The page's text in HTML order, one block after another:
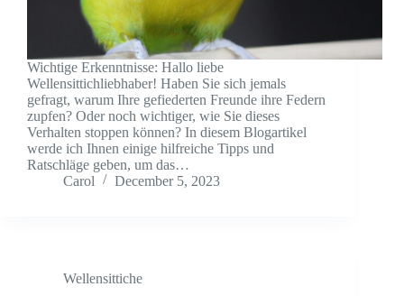
Wichtige Erkenntnisse: Hallo liebe
Wellensittichliebhaber! Haben Sie sich jemals
gefragt, warum Ihre gefiederten Freunde ihre Federn
zupfen? Oder noch wichtiger, wie Sie dieses
Verhalten stoppen können? In diesem Blogartikel
werde ich Ihnen einige hilfreiche Tipps und
Ratschläge geben, um das…
Carol
December 5, 2023
Wellensittiche